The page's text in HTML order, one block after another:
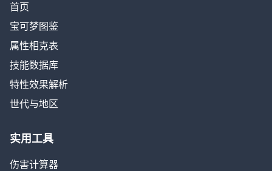
首页
宝可梦图鉴
属性相克表
技能数据库
特性效果解析
世代与地区
实用工具
伤害计算器